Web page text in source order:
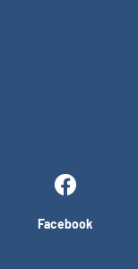
Facebook